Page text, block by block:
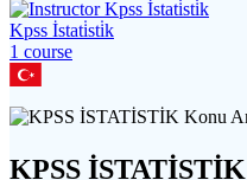
Kpss İstati̇sti̇k
1 course
KPSS